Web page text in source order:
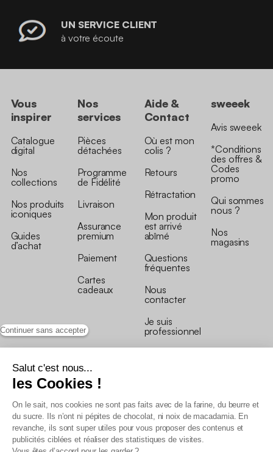
Continuer sans accepter
Salut c'est nous...
les Cookies !
On le sait, nos cookies ne sont pas faits avec de la farine, du beurre et
du sucre. Ils n’ont ni pépites de chocolat, ni noix de macadamia. En
revanche, ils sont super utiles pour vous proposer des contenus et
publicités ciblées et réaliser des statistiques de visites.
UN SERVICE CLIENT
à votre écoute
Vous
inspirer
Catalogue
digital
Nos
collections
Nos produits
iconiques
Guides
d’achat
Nos
services
Pièces
détachées
Programme
de Fidélité
Livraison
Assurance
premium
Paiement
Cartes
cadeaux
Aide &
Contact
Où est mon
colis ?
Retours
Rétractation
Mon produit
est arrivé
abîmé
Questions
fréquentes
Nous
contacter
Je suis
professionnel
sweeek
Avis sweeek
*Conditions
des offres &
Codes
promo
Qui sommes
nous ?
Nos
magasins
Conditions générales de vente
Conditions générales du programme de fidélité
Charte de données personnelles
Conditions générales de vente Pro